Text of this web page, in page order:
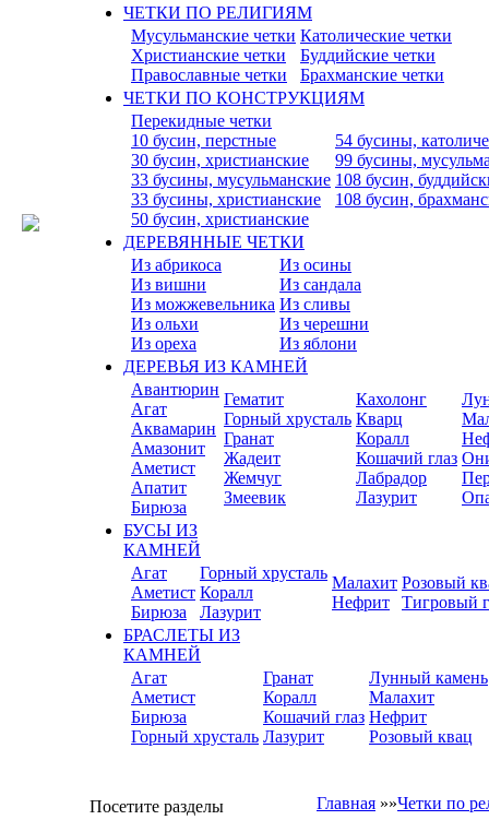
ЧЕТКИ ПО РЕЛИГИЯМ
Мусульманские четки
Христианские четки
Православные четки
Католические четки
Буддийские четки
Брахманские четки
ЧЕТКИ ПО КОНСТРУКЦИЯМ
Перекидные четки
10 бусин, перстные
30 бусин, христианские
33 бусины, мусульманские
33 бусины, христианские
50 бусин, христианские
54 бусины,
99 бусины,
108 бусин,
108 бусин,
ДЕРЕВЯННЫЕ ЧЕТКИ
Из абрикоса
Из вишни
Из можжевельника
Из ольхи
Из ореха
Из осины
Из сандала
Из сливы
Из черешни
Из яблони
ДЕРЕВЬЯ ИЗ КАМНЕЙ
Авантюрин
Агат
Аквамарин
Амазонит
Аметист
Апатит
Бирюза
Гематит
Горный хрусталь
Гранат
Жадеит
Жемчуг
Змеевик
Кахолонг
Кварц
Коралл
Кошачий глаз
Лабрадор
Лазурит
БУСЫ ИЗ
КАМНЕЙ
Агат
Аметист
Бирюза
Горный хрусталь
Коралл
Лазурит
Малахит
Нефрит
Розовый
Тигровый
БРАСЛЕТЫ ИЗ
КАМНЕЙ
Агат
Аметист
Бирюза
Горный хрусталь
Гранат
Коралл
Кошачий глаз
Лазурит
Лунный камень
Малахит
Нефрит
Розовый квац
Посетите разделы
Главная »»Четки по